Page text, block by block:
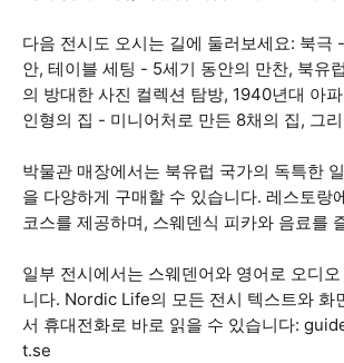
다음 전시도 오시는 길에 둘러보세요: 북극
안, 테이블 세팅 - 5세기 동안의 만찬, 북유
의 방대한 사진 컬렉션 탐방, 1940년대 아
인형의 집 - 미니어처로 만든 8채의 집, 그
박물관 매장에서는 북유럽 국가의 독특한
을 다양하게 구매할 수 있습니다. 레스토랑
코스를 제공하며, 스웨덴식 피카와 음료를
일부 전시에서는 스웨덴어와 영어로 오디
니다. Nordic Life의 모든 전시 텍스트와 화
서 휴대전화로 바로 읽을 수 있습니다:
t.se